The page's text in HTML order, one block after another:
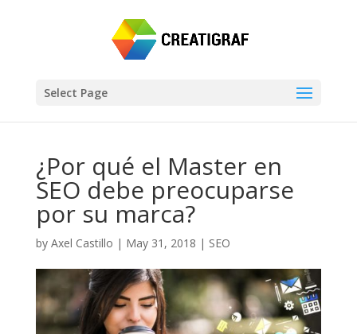
Select Page
¿Por qué el Master en
SEO debe preocuparse
por su marca?
by Axel Castillo | May 31, 2018 | SEO